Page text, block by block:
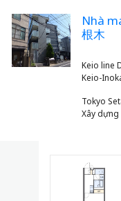
Nhà
根木
Keio line
Tokyo
Xây